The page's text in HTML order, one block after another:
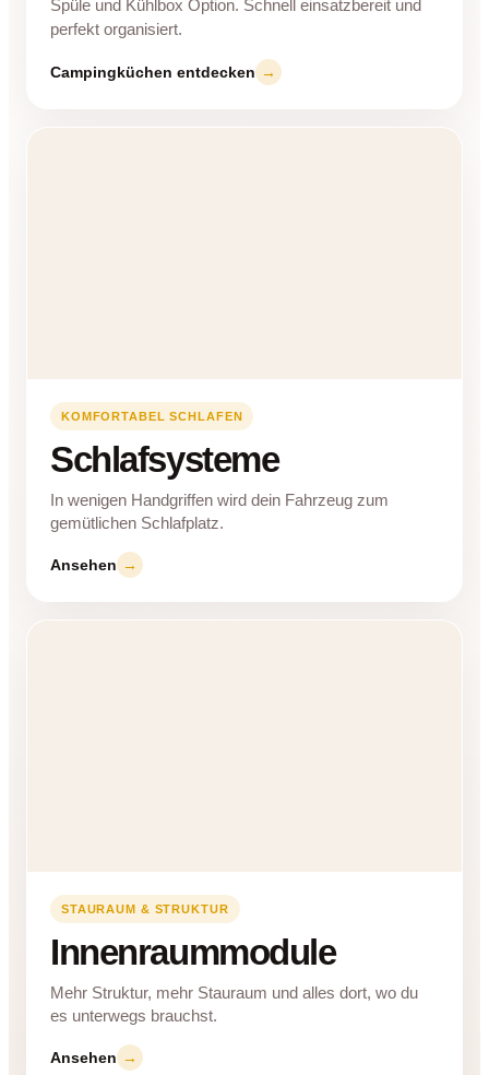
Spüle und Kühlbox Option. Schnell einsatzbereit und
perfekt organisiert.
Campingküchen entdecken →
KOMFORTABEL SCHLAFEN
Schlafsysteme
In wenigen Handgriffen wird dein Fahrzeug zum
gemütlichen Schlafplatz.
Ansehen →
STAURAUM & STRUKTUR
Innenraummodule
Mehr Struktur, mehr Stauraum und alles dort, wo du
es unterwegs brauchst.
Ansehen →